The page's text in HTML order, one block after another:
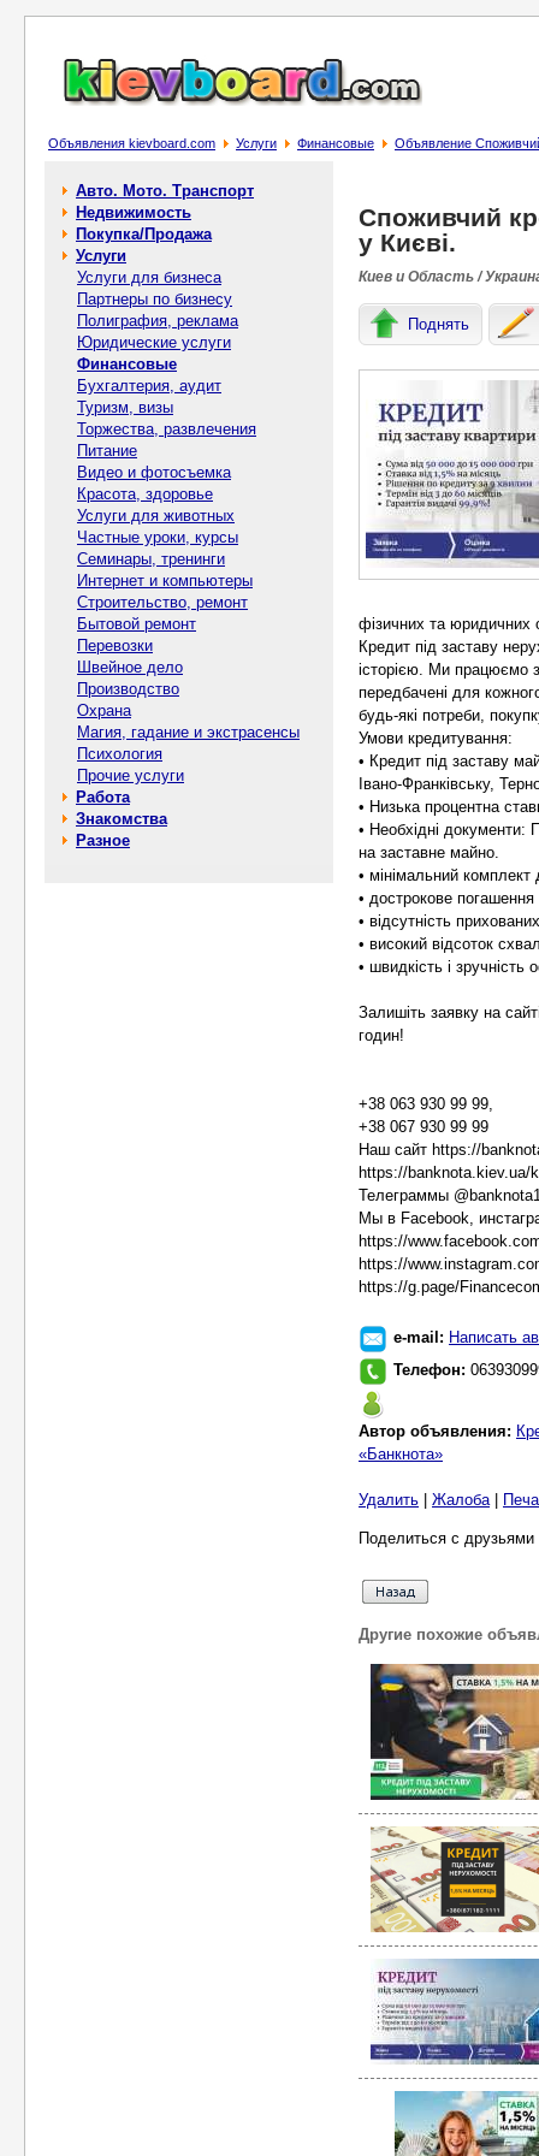
Объявления kievboard.com Услуги Финансовые Объявление Споживчий
Авто. Мото. Транспорт
Недвижимость
Покупка/Продажа
Услуги
Услуги для бизнеса
Партнеры по бизнесу
Полиграфия, реклама
Юридические услуги
Финансовые
Бухгалтерия, аудит
Туризм, визы
Торжества, развлечения
Питание
Видео и фотосъемка
Красота, здоровье
Услуги для животных
Частные уроки, курсы
Семинары, тренинги
Интернет и компьютеры
Строительство, ремонт
Бытовой ремонт
Перевозки
Швейное дело
Производство
Охрана
Магия, гадание и экстрасенсы
Психология
Прочие услуги
Работа
Знакомства
Разное
Споживчий
у Києві.
Киев и Область /
Поднять
фізичних та юридичних
Кредит під заставу
історією. Ми працюємо
передбачені для
будь-які потреби,
Умови кредитування:
• Кредит під заставу
Івано-Франківську,
• Низька процентна
• Необхідні документи:
на заставне майно.
• мінімальний комплект
• дострокове
• відсутність
• високий відсоток
• швидкість і
Залишіть заявку на
годин!
+38 063 930 99 99,
+38 067 930 99 99
Наш сайт https://
https://banknota.kiev.ua/
Телеграммы
Мы в Facebook,
https://
https://
https://g.page/
e-mail: Написать
Телефон:
Автор объявления:
«Банкнота»
Удалить Жалоба|
Поделиться с
Другие похожие